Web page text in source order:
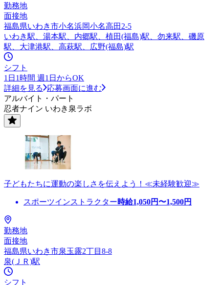
勤務地
面接地
福島県いわき市小名浜岡小名高田2-5
いわき駅、湯本駅、内郷駅、植田(福島)駅、勿来駅、磯原
駅、大津港駅、高萩駅、広野(福島)駅
シフト
1日1時間 週1日からOK
詳細を見る
応募画面に進む
アルバイト・パート
忍者ナイン いわき泉ラボ
子どもたちに運動の楽しさを伝えよう！≪未経験歓迎≫
スポーツインストラクター時給1,050円〜1,500円
勤務地
面接地
福島県いわき市泉玉露2丁目8-8
泉(ＪＲ)駅
シフト